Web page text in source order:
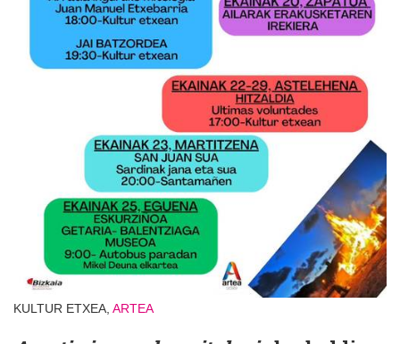
KULTUR ETXEA, ARTEA